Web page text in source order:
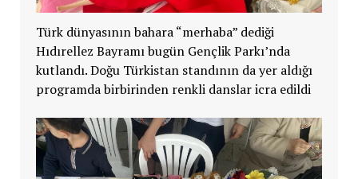
Türk dünyasının bahara “merhaba” dediği
Hıdırellez Bayramı bugün Gençlik Parkı’nda
kutlandı. Doğu Türkistan standının da yer aldığı
programda birbirinden renkli danslar icra edildi